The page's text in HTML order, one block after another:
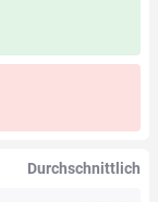
Durchschnittlich